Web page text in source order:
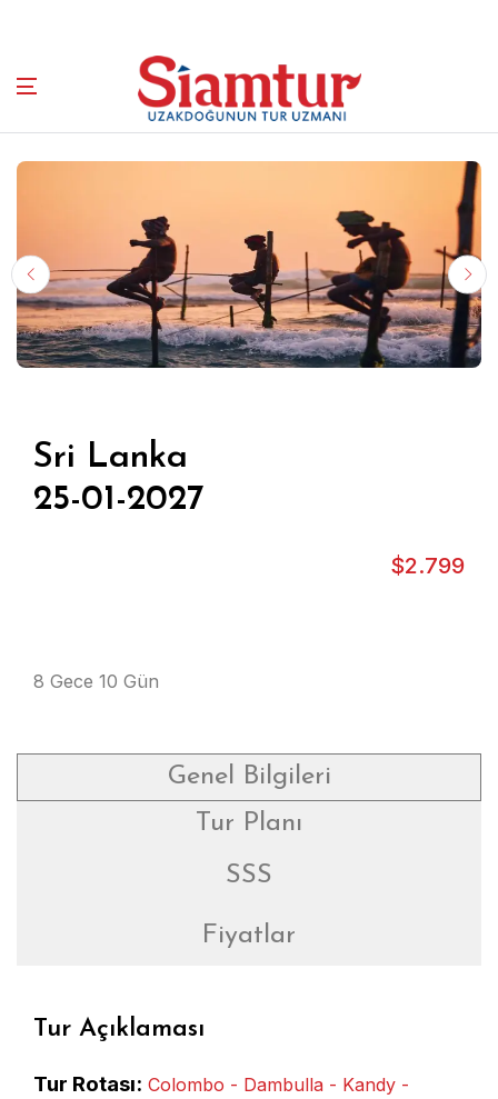
Sri Lanka
25-01-2027
$2.799
8 Gece 10 Gün
Genel Bilgileri
Tur Planı
SSS
Fiyatlar
Tur Açıklaması
Tur Rotası: Colombo - Dambulla - Kandy -